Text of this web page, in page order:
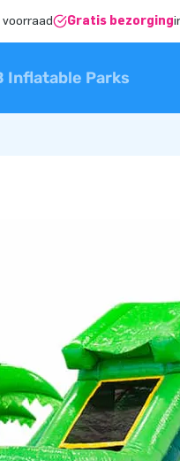
voorraad Gratis bezorging
Inflatable Parks